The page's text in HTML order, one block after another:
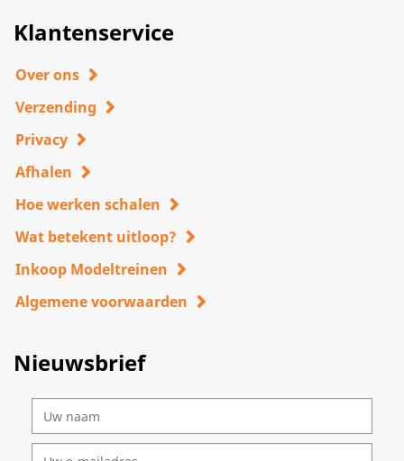
Klantenservice
Over ons
Verzending
Privacy
Afhalen
Hoe werken schalen
Wat betekent uitloop?
Inkoop Modeltreinen
Algemene voorwaarden
Nieuwsbrief